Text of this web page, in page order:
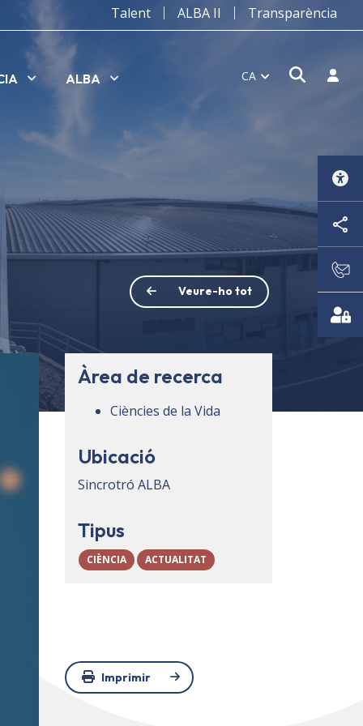
Talent ALBA II Transparència
ALBA CA Obrir
Veure-ho tot
Àrea de recerca
Ciències de la Vida
Ubicació
Sincrotró ALBA
Tipus
CIÈNCIA ACTUALITAT
Imprimir